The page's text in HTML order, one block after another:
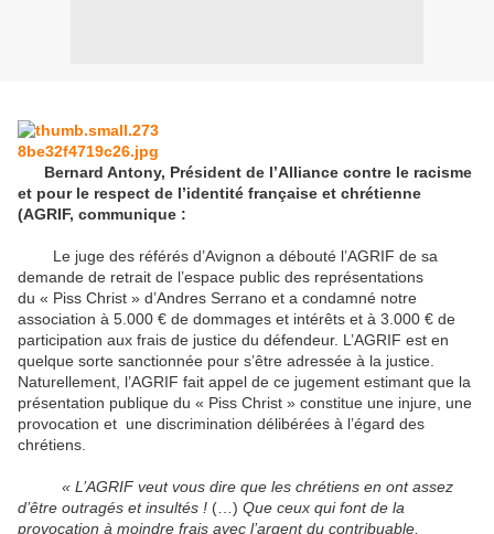
Bernard Antony, Président de l’Alliance contre le racisme
et pour le respect de l’identité française et chrétienne
(AGRIF, communique :
Le juge des référés d’Avignon a débouté l’AGRIF de sa
demande de retrait de l’espace public des représentations
du « Piss Christ » d’Andres Serrano et a condamné notre
association à 5.000 € de dommages et intérêts et à 3.000 € de
participation aux frais de justice du défendeur. L’AGRIF est en
quelque sorte sanctionnée pour s’être adressée à la justice.
Naturellement, l’AGRIF fait appel de ce jugement estimant que la
présentation publique du « Piss Christ » constitue une injure, une
provocation et une discrimination délibérées à l’égard des
chrétiens.
« L’AGRIF veut vous dire que les chrétiens en ont assez
d’être outragés et insultés ! (…) Que ceux qui font de la
provocation à moindre frais avec l’argent du contribuable,